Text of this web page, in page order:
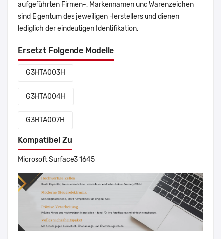
aufgeführten Firmen-, Markennamen und Warenzeichen
sind Eigentum des jeweiligen Herstellers und dienen
lediglich der eindeutigen Identifikation.
Ersetzt Folgende Modelle
G3HTA003H
G3HTA004H
G3HTA007H
Kompatibel Zu
Microsoft Surface3 1645